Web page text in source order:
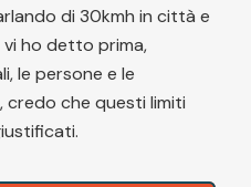
di 30kmh in città e
vi ho detto prima,
le persone e le
credo che questi limiti